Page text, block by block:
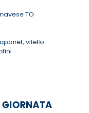
TO
vitello
GIORNATA